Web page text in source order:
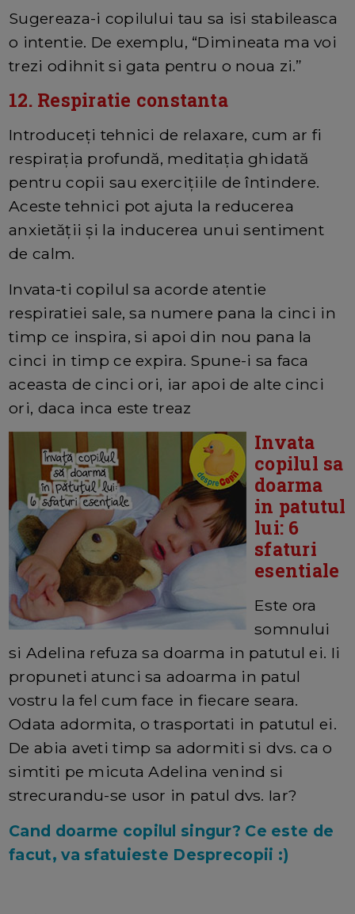
Sugereaza-i copilului tau sa isi stabileasca
o intentie. De exemplu, “Dimineata ma voi
trezi odihnit si gata pentru o noua zi.”
12. Respiratie constanta
Introduceți tehnici de relaxare, cum ar fi
respirația profundă, meditația ghidată
pentru copii sau exercițiile de întindere.
Aceste tehnici pot ajuta la reducerea
anxietății și la inducerea unui sentiment
de calm.
Invata-ti copilul sa acorde atentie
respiratiei sale, sa numere pana la cinci in
timp ce inspira, si apoi din nou pana la
cinci in timp ce expira. Spune-i sa faca
aceasta de cinci ori, iar apoi de alte cinci
ori, daca inca este treaz
Invata
copilul sa
doarma
in patutul
lui: 6
sfaturi
esentiale
Este ora
somnului
si Adelina refuza sa doarma in patutul ei. Ii
propuneti atunci sa adoarma in patul
vostru la fel cum face in fiecare seara.
Odata adormita, o trasportati in patutul ei.
De abia aveti timp sa adormiti si dvs. ca o
simtiti pe micuta Adelina venind si
strecurandu-se usor in patul dvs. Iar?
Cand doarme copilul singur? Ce este de
facut, va sfatuieste Desprecopii :)